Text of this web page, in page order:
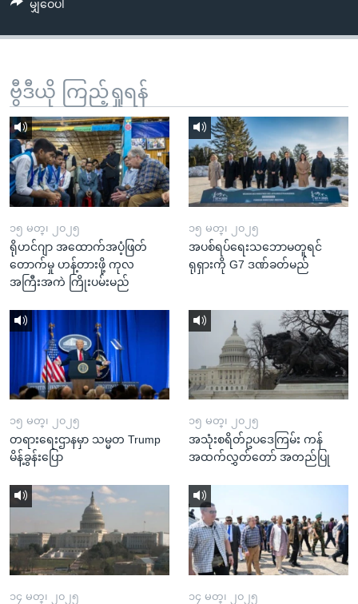
နေရာ မျှဝေပါ
ဗွီဒီယို ကြည့်ရှုရန်
၁၅ မတ္၊ ၂၀၂၅
ရိုဟင်ဂျာ အထောက်အပံ့ဖြတ်
တောက်မှု ဟန့်တားဖို့ ကုလ
အကြီးအကဲ ကြိုးပမ်းမည်
၁၅ မတ္၊ ၂၀၂၅
အပစ်ရပ်ရေးသဘောမတူရင်
ရုရှားကို G7 ဒဏ်ခတ်မည်
၁၅ မတ္၊ ၂၀၂၅
တရားရေးဌာနမှာ သမ္မတ Trump
မိန့်ခွန်းပြော
၁၅ မတ္၊ ၂၀၂၅
အသုံးစရိတ်ဥပဒေကြမ်း ကန်
အထက်လွှတ်တော် အတည်ပြု
၁၄ မတ္၊ ၂၀၂၅ ၁၄ မတ္၊ ၂၀၂၅